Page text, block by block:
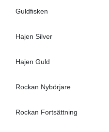
Guldfisken
Hajen Silver
Hajen Guld
Rockan Nybörjare
Rockan Fortsättning